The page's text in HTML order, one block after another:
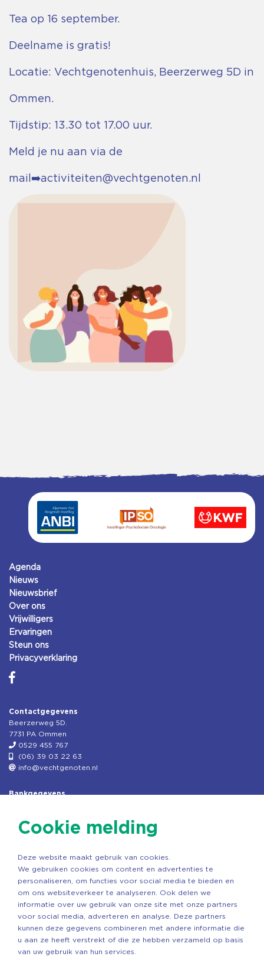
Tea op 16 september.
Deelname is gratis!
Locatie: Vechtgenotenhuis, Beerzerweg 5D in
Ommen.
Tijdstip: 13.30 tot 17.00 uur.
Meld je nu aan via de
mail ➡️activiteiten@vechtgenoten.nl
Agenda
Nieuws
Nieuwsbrief
Over ons
Vrijwilligers
Ervaringen
Steun ons
Privacyverklaring
Contactgegevens
Beerzerweg 5D.
7731 PA Ommen
0529 455 767
(06) 39 03 22 63
info@vechtgenoten.nl
Bankgegevens
Rek.nr: NL85RABO0127579230
Copyright ©2026 Vechtgenoten
Cookie melding
Deze website maakt gebruik van cookies.
We gebruiken cookies om content en advertenties te
personaliseren, om functies voor social media te bieden en
om ons websiteverkeer te analyseren. Ook delen we
informatie over uw gebruik van onze site met onze partners
voor social media, adverteren en analyse. Deze partners
kunnen deze gegevens combineren met andere informatie die
u aan ze heeft verstrekt of die ze hebben verzameld op basis
van uw gebruik van hun services.